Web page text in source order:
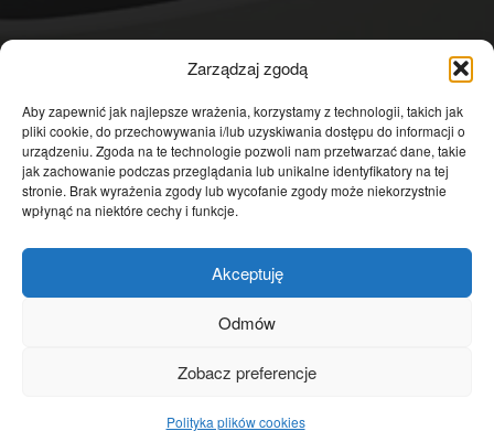
Zarządzaj zgodą
Aby zapewnić jak najlepsze wrażenia, korzystamy z technologii, takich jak
pliki cookie, do przechowywania i/lub uzyskiwania dostępu do informacji o
urządzeniu. Zgoda na te technologie pozwoli nam przetwarzać dane, takie
jak zachowanie podczas przeglądania lub unikalne identyfikatory na tej
stronie. Brak wyrażenia zgody lub wycofanie zgody może niekorzystnie
wpłynąć na niektóre cechy i funkcje.
Akceptuję
Odmów
Zobacz preferencje
Polityka plików cookies
Temat dnia
4601
Publicystyka
4363
Polityka
3639
Polska
Społeczeństwo
2823